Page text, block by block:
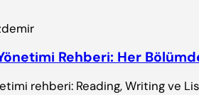
Rehberi: Her Bölümde
rehberi: Reading, Writing ve